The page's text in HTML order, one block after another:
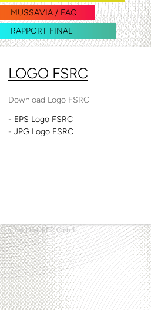
MUSSAVIA / FAQ
RAPPORT FINAL
LOGO FSRC
Download Logo FSRC
EPS Logo FSRC
JPGLogo FSRC
Eva Rolli|macREC GmbH